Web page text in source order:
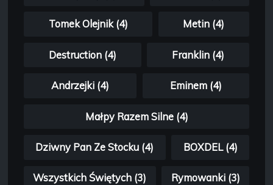
Tomek Olejnik (4) Metin (4)
Destruction (4) Franklin (4)
Andrzejki (4) Eminem (4)
Małpy Razem Silne (4)
Dziwny Pan Ze Stocku (4) BOXDEL (4)
Wszystkich Świętych (3) Rymowanki (3)